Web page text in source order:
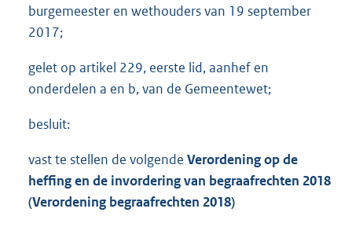
burgemeester en wethouders van 19 september
2017;
gelet op artikel 229, eerste lid, aanhef en
onderdelen a en b, van de Gemeentewet;
besluit:
vast te stellen de volgende Verordening op de
heffing en de invordering van begraafrechten 2018
(Verordening begraafrechten 2018)